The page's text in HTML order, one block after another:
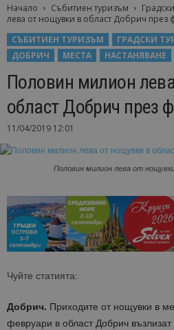
Начало Събитиен туризъм
лева от нощувки в област Добрич през
СЪБИТИЕН ТУРИЗЪМ
ГРАДСКИ
ДОБРИЧ
МЕСТА НАСТАНЯВАНЕ
Половин милион
област Добрич през
11/04/2019 12:01
Половин милион лева от
Чуйте статията:
Добрич. Приходите от нощувки в
февруари в област Добрич